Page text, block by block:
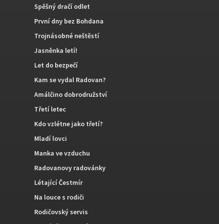
Spěšný dračí odlet
První dny bez Bohdana
Trojnásobné neštěstí
Jasněnka letí!
Let do bezpečí
Kam se vydal Radovan?
Amálčino dobrodružství
Třetí letec
Kdo vzlétne jako třetí?
Mladí lovci
Manka ve vzduchu
Radovanovy radovánky
Létající Čestmír
Na louce s rodiči
Rodičovský servis